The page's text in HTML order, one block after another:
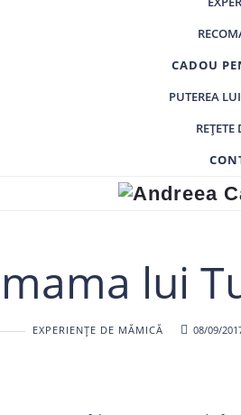
CADOU
PUTEREA
REȚETE
Andreea
lui
EXPERIENȚE DE MĂMICĂ 08/09/